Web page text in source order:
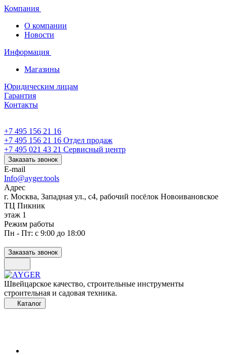
Компания
О компании
Новости
Информация
Магазины
Юридическим лицам
Гарантия
Контакты
+7 495 156 21 16
+7 495 156 21 16 Отдел продаж
+7 495 021 43 21 Cервисный центр
Заказать звонок
E-mail
Info@ayger.tools
Адрес
г. Москва, Западная ул., с4, рабочий посёлок Новоивановское
ТЦ Пикник
этаж 1
Режим работы
Пн - Пт: с 9:00 до 18:00
Заказать звонок
Швейцарское качество, строительные инструменты
строительная и садовая техника.
Каталог